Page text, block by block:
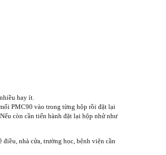
hay ít.
PMC90 vào trong từng hộp rồi đặt lại
còn cần tiến hành đặt lại hộp nhử như
nhà cửa, trường học, bệnh viện cần